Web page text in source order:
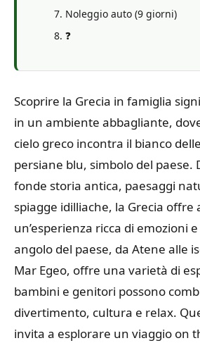
Noleggio auto (9 giorni)
❓
Scoprire la Grecia in famiglia
in un ambiente abbagliante,
cielo greco incontra il bianco
persiane blu, simbolo del paese.
fonde storia antica, paesaggi
spiagge idilliache, la Grecia offre
un’esperienza ricca di emozioni
angolo del paese, da Atene alle
Mar Egeo, offre una varietà di
bambini e genitori possono
divertimento, cultura e relax.
invita a esplorare un viaggio on